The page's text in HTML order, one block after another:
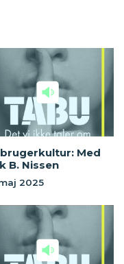
Med
B. Nissen
2025